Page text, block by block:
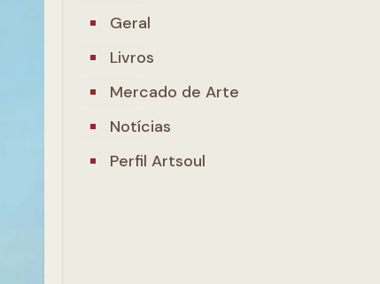
Geral
Livros
Mercado de Arte
Notícias
Perfil Artsoul